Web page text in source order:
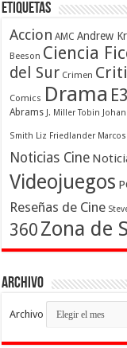
Etiquetas
Accion AMC Andrew
Beeson Ciencia
del Sur Crimen
Comics Drama E3
Abrams J. Miller Tobin
Smith Liz Friedlander
Noticias Cine
Videojuegos
Reseñas de Cine
360 Zona de
Archivo
Archivo